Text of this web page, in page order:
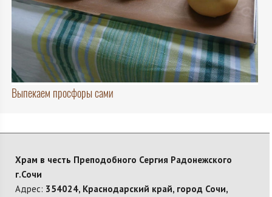
Выпекаем просфоры сами
Храм в честь Преподобного Сергия Радонежского
г.Сочи
Адрес: 354024, Краснодарский край, город Сочи,